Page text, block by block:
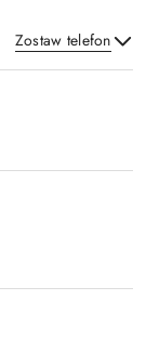
Zostaw telefon